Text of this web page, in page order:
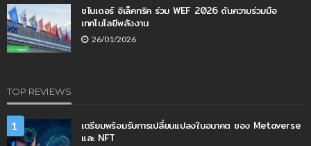
ชไนเดอร์ อิเล็คทริค ร่วม WEF 2026 ดันความร่วมมือ
เทคโนโลยีพลังงาน
26/01/2026
TOP REVIEWS
1
เตรียมพร้อมรับการเปลี่ยนแปลงในอนาคต ของ Metaverse
และ NFT